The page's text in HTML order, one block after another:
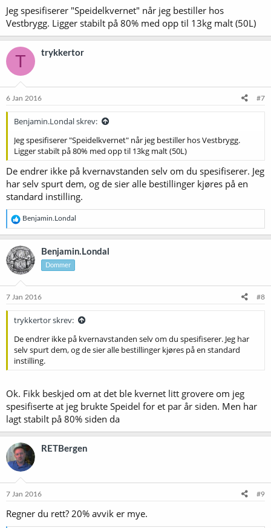
Jeg spesifiserer "Speidelkvernet" når jeg bestiller hos
Vestbrygg. Ligger stabilt på 80% med opp til 13kg malt (50L)
T trykkertor
6 Jan 2016 #7
Benjamin.Londal skrev:
Jeg spesifiserer "Speidelkvernet" når jeg bestiller hos Vestbrygg.
Ligger stabilt på 80% med opp til 13kg malt (50L)
De endrer ikke på kvernavstanden selv om du spesifiserer. Jeg
har selv spurt dem, og de sier alle bestillinger kjøres på en
standard instilling.
R
e
a
k
s
j
o
e
Benjamin.Londal
Benjamin.Londal
Dommer
7 Jan 2016 #8
trykkertor skrev:
De endrer ikke på kvernavstanden selv om du spesifiserer. Jeg har
selv spurt dem, og de sier alle bestillinger kjøres på en standard
instilling.
Ok. Fikk beskjed om at det ble kvernet litt grovere om jeg
spesifiserte at jeg brukte Speidel for et par år siden. Men har
lagt stabilt på 80% siden da
RETBergen
7 Jan 2016 #9
Regner du rett? 20% avvik er mye.